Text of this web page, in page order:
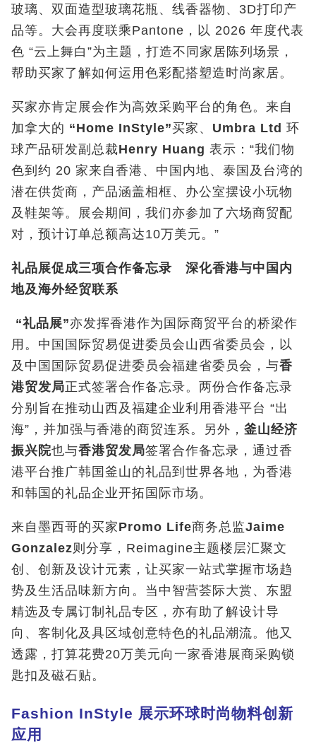
玻璃、双面造型玻璃花瓶、线香器物、3D打印产
品等。大会再度联乘Pantone，以 2026 年度代表
色 “云上舞白”为主题，打造不同家居陈列场景，
帮助买家了解如何运用色彩配搭塑造时尚家居。
买家亦肯定展会作为高效采购平台的角色。来自
加拿大的 “Home InStyle”买家、 Umbra Ltd 环
球产品研发副总裁Henry Huang 表示：“我们物
色到约 20 家来自香港、中国内地、泰国及台湾的
潜在供货商，产品涵盖相框、办公室摆设小玩物
及鞋架等。展会期间，我们亦参加了六场商贸配
对，预计订单总额高达10万美元。”
礼品展促成三项合作备忘录 深化香港与中国内
地及海外经贸联系
“礼品展”亦发挥香港作为国际商贸平台的桥梁作
用。中国国际贸易促进委员会山西省委员会，以
及中国国际贸易促进委员会福建省委员会，与香
港贸发局正式签署合作备忘录。两份合作备忘录
分别旨在推动山西及福建企业利用香港平台 “出
海”，并加强与香港的商贸连系。另外， 釜山经济
振兴院也与香港贸发局签署合作备忘录，通过香
港平台推广韩国釜山的礼品到世界各地，为香港
和韩国的礼品企业开拓国际市场。
来自墨西哥的买家Promo Life商务总监Jaime
Gonzalez则分享，Reimagine主题楼层汇聚文
创、创新及设计元素，让买家一站式掌握市场趋
势及生活品味新方向。当中智营荟际大赏、东盟
精选及专属订制礼品专区，亦有助了解设计导
向、客制化及具区域创意特色的礼品潮流。他又
透露，打算花费20万美元向一家香港展商采购锁
匙扣及磁石贴。
Fashion InStyle 展示环球时尚物料创新
应用